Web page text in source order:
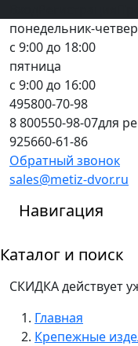
понедельник-
с 9:00 до 18:00
пятница
с 9:00 до 16:00
495800-70-98
8 800550-98-07для
925660-61-86
Обратный звонок
sales@metiz-dvor.ru
Навигация
Каталог и поиск
СКИДКА действует
Главная
Крепежные